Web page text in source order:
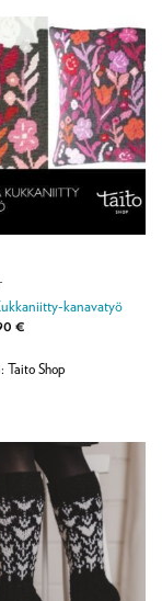
kanavatyö
€.
€Nykyinen
19,90 €.
Taito Shop